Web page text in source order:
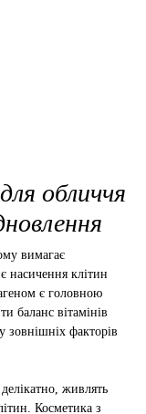
обличчя
вимагає
насичення клітин
є головною
баланс вітамінів
зовнішніх факторів
живлять
Косметика з